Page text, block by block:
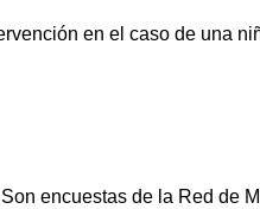
en el caso de una
encuestas de la Red de